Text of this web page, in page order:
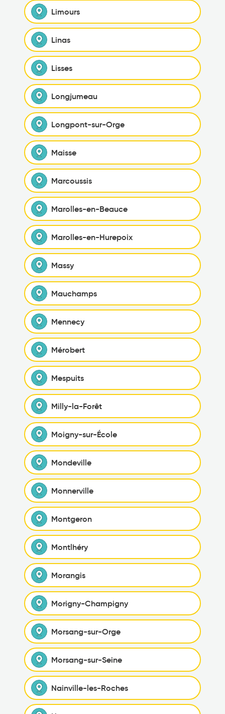
Limours
Linas
Lisses
Longjumeau
Longpont-sur-Orge
Maisse
Marcoussis
Marolles-en-Beauce
Marolles-en-Hurepoix
Massy
Mauchamps
Mennecy
Mérobert
Mespuits
Milly-la-Forêt
Moigny-sur-École
Mondeville
Monnerville
Montgeron
Montlhéry
Morangis
Morigny-Champigny
Morsang-sur-Orge
Morsang-sur-Seine
Nainville-les-Roches